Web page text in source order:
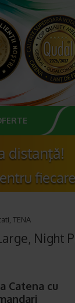
TENA
Night
Catena cu